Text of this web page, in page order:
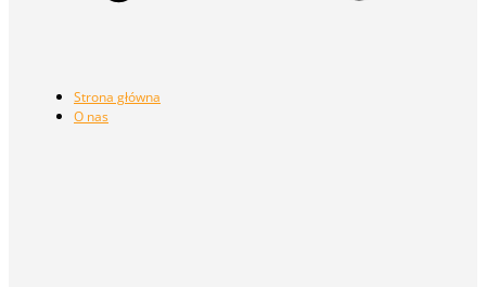
Strona główna
O nas